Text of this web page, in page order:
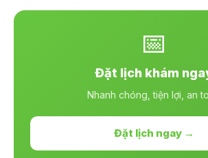
📅
Đặt lịch khám
Nhanh chóng, tiện lợi, an
Đặt lịch ngay →